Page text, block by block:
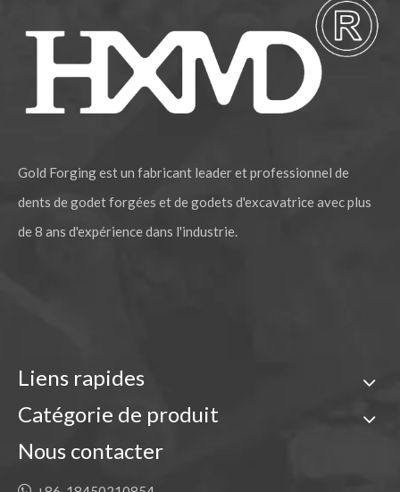
Gold Forging est un fabricant leader et professionnel de
dents de godet forgées et de godets d'excavatrice avec plus
de 8 ans d'expérience dans l'industrie.
Liens rapides
Catégorie de produit
Nous contacter